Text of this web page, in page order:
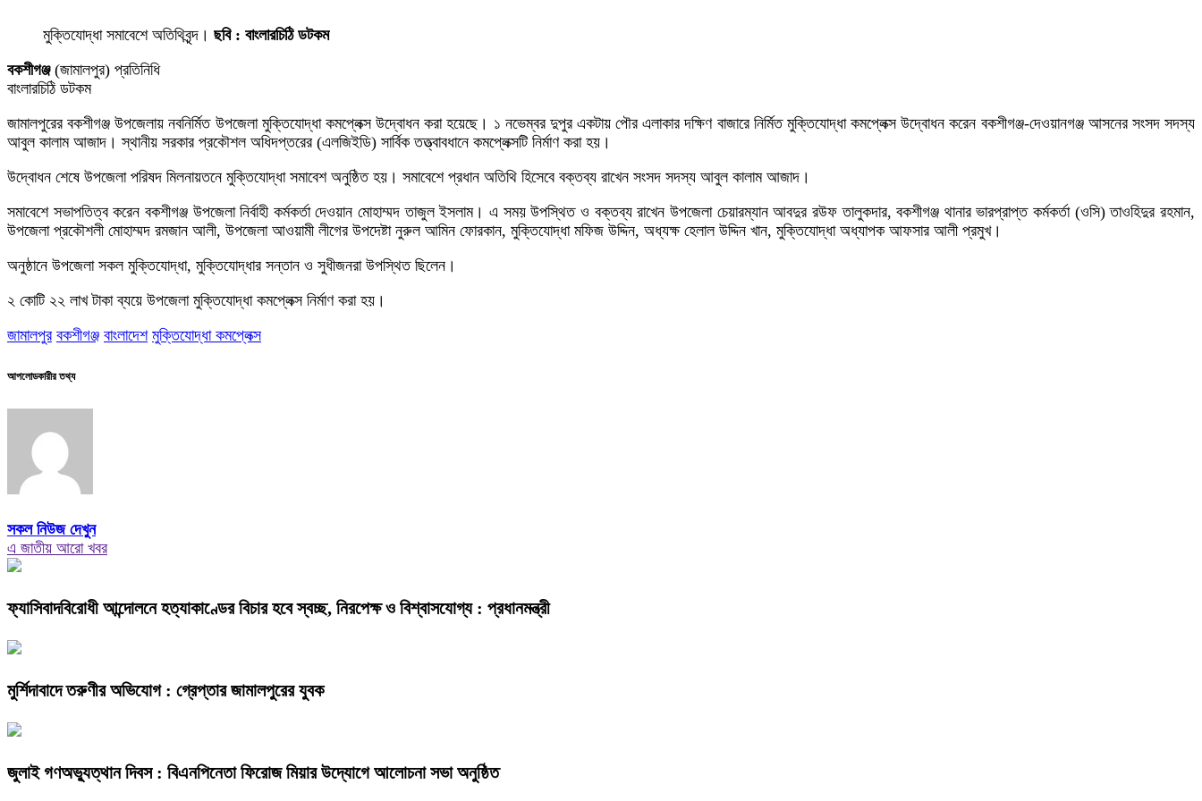
মুক্তিযোদ্ধা সমাবেশে অতিথিবৃন্দ। ছবি : বাংলারচিঠি ডটকম
বকশীগঞ্জ(জামালপুর) প্রতিনিধি
বাংলারচিঠি ডটকম
জামালপুরের বকশীগঞ্জ উপজেলায় নবনির্মিত উপজেলা মুক্তিযোদ্ধা কমপ্লেক্স উদ্বোধন করা হয়েছে। ১ নভেম্বর দুপুর একটায় পৌর এলাকার দক্ষিণ বাজারে নির্মিত মুক্তিযোদ্ধা কমপ্লেক্স উদ্বোধন করেন বকশীগঞ্জ-দেওয়ানগঞ্জ আসনের সংসদ সদস্য
আবুল কালাম আজাদ। স্থানীয় সরকার প্রকৌশল অধিদপ্তরের (এলজিইডি) সার্বিক তত্ত্বাবধানে কমপ্লেক্সটি নির্মাণ করা হয়।
উদ্বোধন শেষে উপজেলা পরিষদ মিলনায়তনে মুক্তিযোদ্ধা সমাবেশ অনুষ্ঠিত হয়। সমাবেশে প্রধান অতিথি হিসেবে বক্তব্য রাখেন সংসদ সদস্য আবুল কালাম আজাদ।
সমাবেশে সভাপতিত্ব করেন বকশীগঞ্জ উপজেলা নির্বাহী কর্মকর্তা দেওয়ান মোহাম্মদ তাজুল ইসলাম। এ সময় উপস্থিত ও বক্তব্য রাখেন উপজেলা চেয়ারম্যান আবদুর রউফ তালুকদার, বকশীগঞ্জ থানার ভারপ্রাপ্ত কর্মকর্তা (ওসি) তাওহিদুর রহমান,
উপজেলা প্রকৌশলী মোহাম্মদ রমজান আলী, উপজেলা আওয়ামী লীগের উপদেষ্টা নুরুল আমিন ফোরকান, মুক্তিযোদ্ধা মফিজ উদ্দিন, অধ্যক্ষ হেলাল উদ্দিন খান, মুক্তিযোদ্ধা অধ্যাপক আফসার আলী প্রমুখ।
অনুষ্ঠানে উপজেলা সকল মুক্তিযোদ্ধা, মুক্তিযোদ্ধার সন্তান ও সুধীজনরা উপস্থিত ছিলেন।
২ কোটি ২২ লাখ টাকা ব্যয়ে উপজেলা মুক্তিযোদ্ধা কমপ্লেক্স নির্মাণ করা হয়।
জামালপুর বকশীগঞ্জ বাংলাদেশ মুক্তিযোদ্ধা কমপ্লেক্স
আপলোডকারীর তথ্য
সকল নিউজ দেখুন
এ জাতীয় আরো খবর
ফ্যাসিবাদবিরোধী আন্দোলনে হত্যাকাণ্ডের বিচার হবে স্বচ্ছ, নিরপেক্ষ ও বিশ্বাসযোগ্য : প্রধানমন্ত্রী
মুর্শিদাবাদে তরুণীর অভিযোগ : গ্রেপ্তার জামালপুরের যুবক
জুলাই গণঅভ্যুত্থান দিবস : বিএনপিনেতা ফিরোজ মিয়ার উদ্যোগে আলোচনা সভা অনুষ্ঠিত